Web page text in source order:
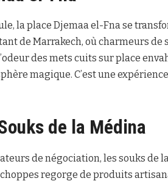
la place Djemaa el-Fna se
de Marrakech, où charmeurs de
des mets cuits sur place
magique. C’est une
de la Médina
de négociation, les souks de
regorge de produits